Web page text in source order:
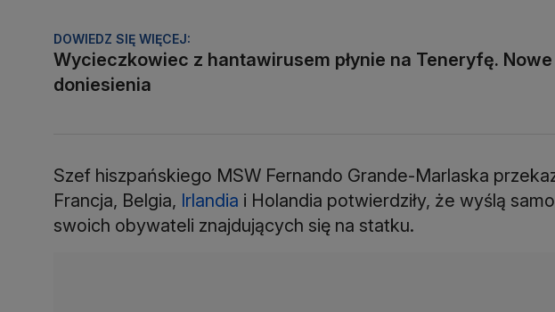
DOWIEDZ SIĘ WIĘCEJ:
Wycieczkowiec z hantawirusem płynie na Teneryfę. Nowe
doniesienia
Szef hiszpańskiego MSW Fernando Grande-Marlaska
Francja, Belgia, Irlandia i Holandia potwierdziły, że wyślą
swoich obywateli znajdujących się na statku.